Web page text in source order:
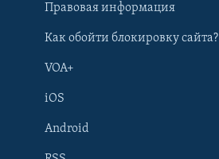
Правовая информация
Как обойти блокировку сайта?
VOA+
iOS
Android